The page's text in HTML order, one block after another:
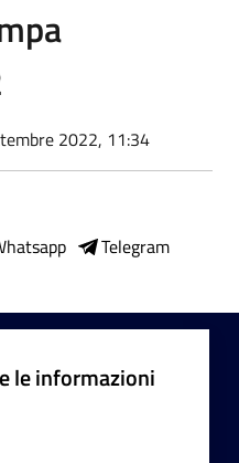
2022, 11:34
Telegram
le informazioni